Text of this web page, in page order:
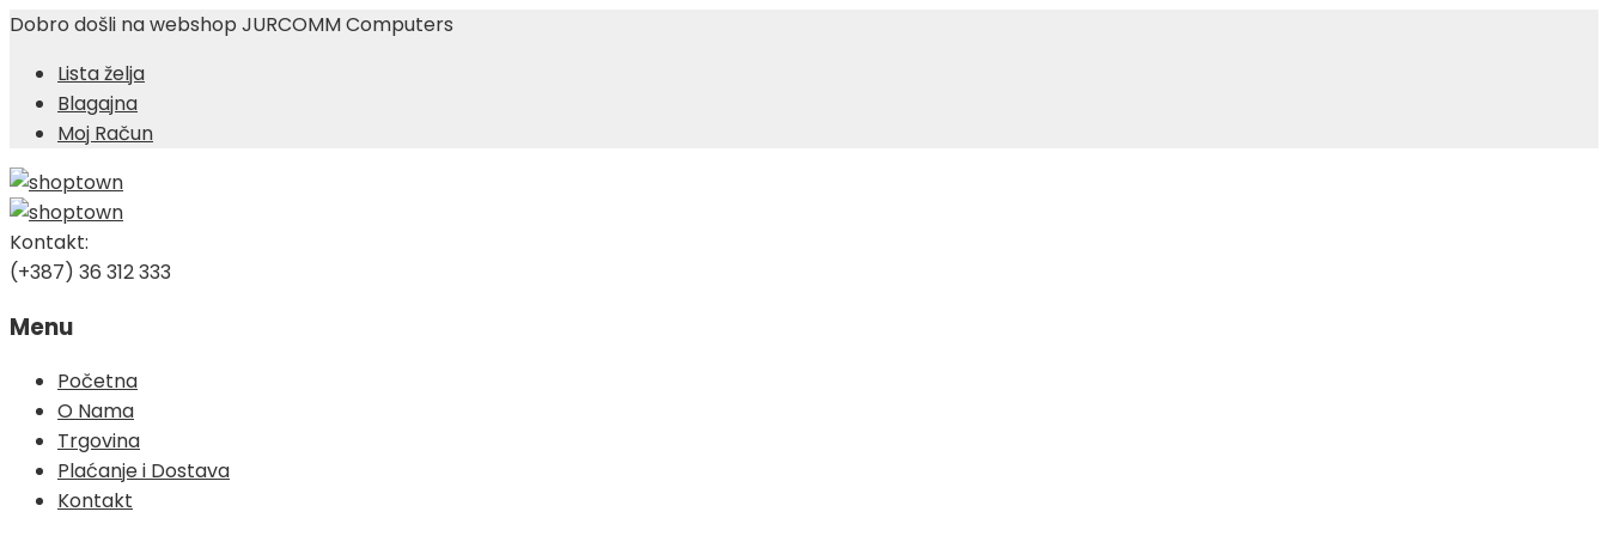
Dobro došli na webshop JURCOMM Computers
Lista želja
Blagajna
Moj Račun
Kontakt:
(+387) 36 312 333
Menu
Skip
content
Početna
O Nama
Trgovina
Plaćanje i Dostava
Kontakt